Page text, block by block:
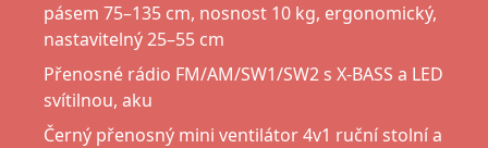
pásem 75–135 cm, nosnost 10 kg, ergonomický,
nastavitelný 25–55 cm
Přenosné rádio FM/AM/SW1/SW2 s X-BASS a LED
svítilnou, aku
Černý přenosný mini ventilátor 4v1 ruční stolní a